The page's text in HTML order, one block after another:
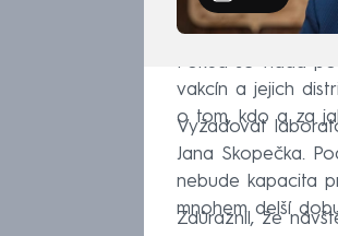
Pokud se vláda
vakcín a jejich
o tom, kdo a za
Vyžadovat
Jana Skopečka.
nebude kapacita
mnohem delší
Zdůraznil, že